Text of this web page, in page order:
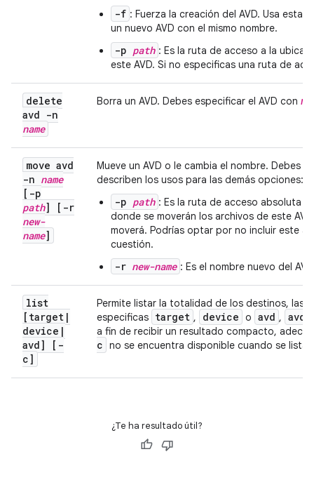
-f : Fuerza la creación del AVD. Usa esta
un nuevo AVD con el mismo nombre.
-p path : Es la ruta de acceso a la
este AVD. Si no especificas una ruta de
delete
avd -n
name
Borra un AVD. Debes especificar el AVD con
move avd
-n name
[-p
path] [-r
new-
name]
Mueve un AVD o le cambia el nombre. Debes
describen los usos para las demás opciones:
-p path : Es la ruta de acceso absoluta
donde se moverán los archivos de este
moverá. Podrías optar por no incluir este
cuestión.
-r new-name : Es el nombre nuevo del
list
[target |
device |
avd] [-
c]
Permite listar la totalidad de los destinos, las
especificas target , device o avd ,
a fin de recibir un resultado compacto,
c no se encuentra disponible cuando se
¿Te ha resultado útil?